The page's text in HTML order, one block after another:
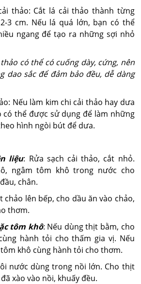
thảo: Cắt lá cải thảo thành từng
3 cm. Nếu lá quá lớn, bạn có thể
ngang để tạo ra những sợi nhỏ
có thể có cuống dày, cứng, nên
dao sắc để đảm bảo đều, dễ dàng
Nếu làm kim chi cải thảo hay dưa
có thể được sử dụng để làm những
hình ngòi bút để dưa.
liệu: Rửa sạch cải thảo, cắt nhỏ.
ngâm tôm khô trong nước cho
chân.
chảo lên bếp, cho dầu ăn vào chảo,
thơm.
tôm khô: Nếu dùng thịt bằm, cho
hành tỏi cho thấm gia vị. Nếu
khô cùng hành tỏi cho thơm.
nước dùng trong nồi lớn. Cho thịt
xào vào nồi, khuấy đều.